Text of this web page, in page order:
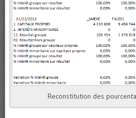
Reconstitution des